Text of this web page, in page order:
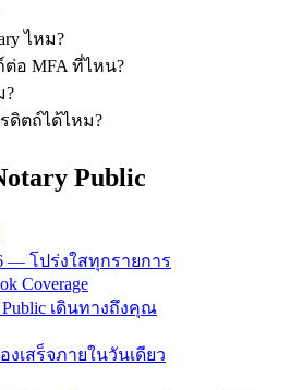
ไหม?
อ MFA ที่ไหน?
?
รดิตถ์ได้ไหม?
Public
— โปร่งใสทุกรายการ
Coverage
Public เดินทางถึงคุณ
งเสร็จภายในวันเดียว